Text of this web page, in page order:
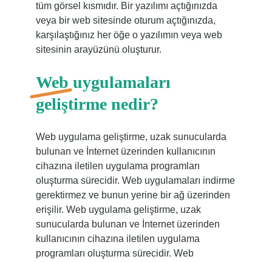
tüm görsel kısmıdır. Bir yazılımı açtığınızda
veya bir web sitesinde oturum açtığınızda,
karşılaştığınız her öğe o yazılımın veya web
sitesinin arayüzünü oluşturur.
Web uygulamaları
geliştirme nedir?
Web uygulama geliştirme, uzak sunucularda
bulunan ve İnternet üzerinden kullanıcının
cihazına iletilen uygulama programları
oluşturma sürecidir. Web uygulamaları indirme
gerektirmez ve bunun yerine bir ağ üzerinden
erişilir. Web uygulama geliştirme, uzak
sunucularda bulunan ve İnternet üzerinden
kullanıcının cihazına iletilen uygulama
programları oluşturma sürecidir. Web